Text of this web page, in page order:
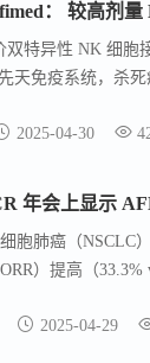
： 较高剂
双特异性 NK 细胞
天免疫系统，杀
每周 480 毫克
，且对安全性无负
2025-04-30
胞肺癌（NSCLC
）提高（
mg AFM24单药
2025-04-29